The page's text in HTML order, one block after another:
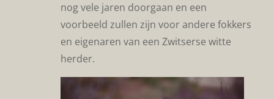
nog vele jaren doorgaan en een
voorbeeld zullen zijn voor andere fokkers
en eigenaren van een Zwitserse witte
herder.